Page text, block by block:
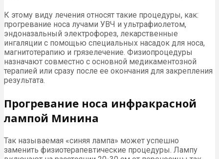
К этому виду лечения относят такие процедуры, как:
прогревание носа лучами УВЧ и ультрафиолетом,
эндоназальный электрофорез, лекарственные
ингаляции с помощью специальных насадок для носа,
магнитотерапию и грязелечение. Физиопроцедуры
назначают совместно с основной медикаментозной
терапией или сразу после ее окончания для закрепления
результата.
Прогревание носа инфракрасной
лампой Минина
Так называемая «синяя лампа» может успешно
заменить физиотерапевтические процедуры. Лампу